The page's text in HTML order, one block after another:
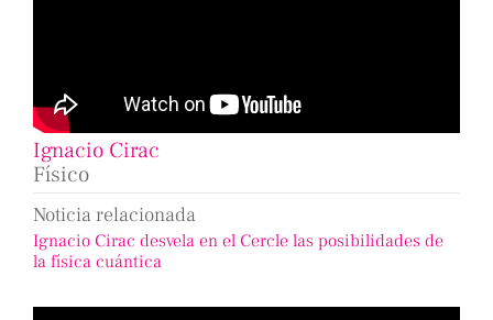
Ignacio Cirac
Físico
Noticia relacionada
Ignacio Cirac desvela en el Cercle las posibilidades de
la física cuántica